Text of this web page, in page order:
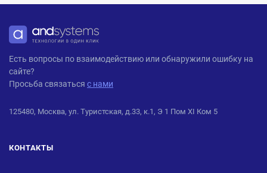
ANDPRO
Есть вопросы по взаимодействию или обнаружили ошибку на
сайте?
Просьба связаться с нами
125480, Москва, ул. Туристская, д.33, к.1, Э 1 Пом XI Ком 5
КОНТАКТЫ